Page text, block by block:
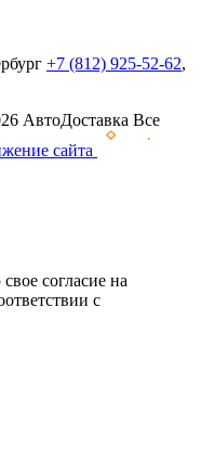
+7 (812) 925-52-62,
АвтоДоставка Все
сайта
согласие на
с